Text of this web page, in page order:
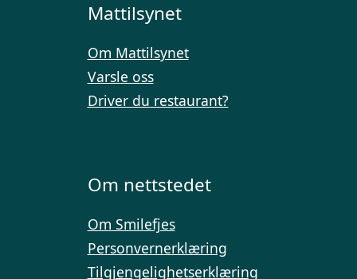
Mattilsynet
Om Mattilsynet
Varsle oss
Driver du restaurant?
Om nettstedet
Om Smilefjes
Personvernerklæring
Tilgjengelighetserklæring